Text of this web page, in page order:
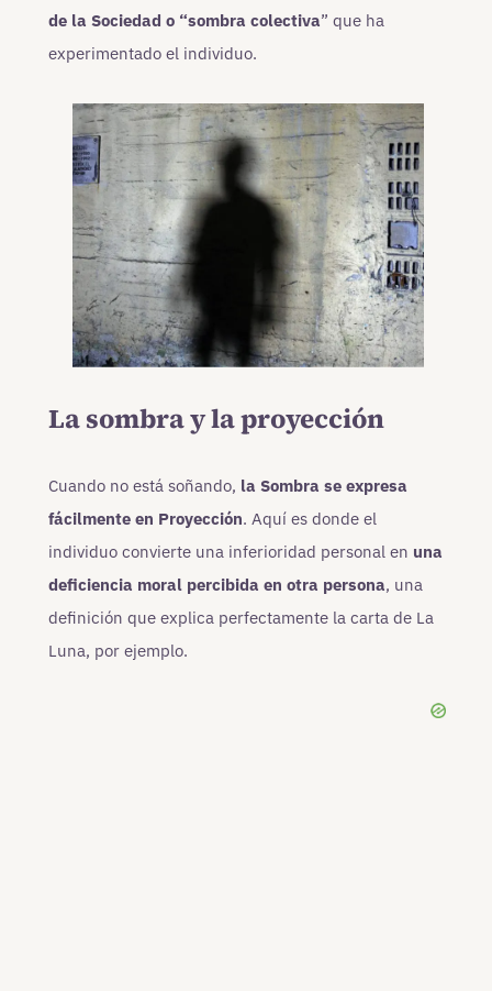
de la Sociedad o “sombra colectiva” que ha
experimentado el individuo.
La sombra y la proyección
Cuando no está soñando, la Sombra se expresa
fácilmente en Proyección. Aquí es donde el
individuo convierte una inferioridad personal en una
deficiencia moral percibida en otra persona, una
definición que explica perfectamente la carta de La
Luna, por ejemplo.